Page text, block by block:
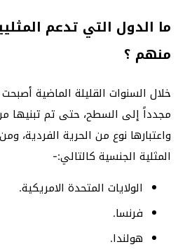
ما الدول التي تدعم
منهم ؟
خلال السنوات القليلة الماضية
مجدداً إلى السطح، حتى تم تبنيها
واعتبارها نوع من الحرية الفردية،
المثلية الجنسية كالتالي:-
الولايات المتحدة الامريكية.
فرنسا.
هولندا.